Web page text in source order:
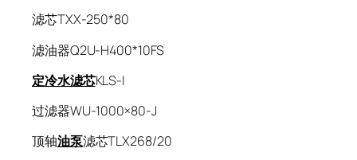
滤芯TXX-250*80
滤油器Q2U-H400*10FS
定冷水滤芯KLS-I
过滤器WU-1000×80-J
顶轴油泵滤芯TLX268/20